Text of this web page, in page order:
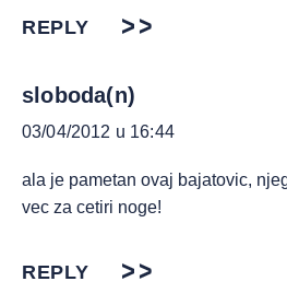
REPLY
sloboda(n)
03/04/2012 u 16:44
ala je pametan ovaj bajatovic,
vec za cetiri noge!
REPLY